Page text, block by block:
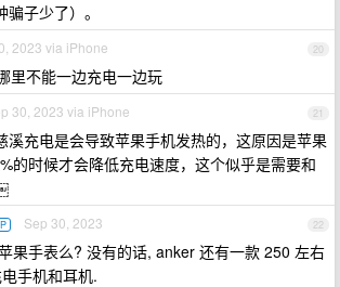
子少了）。
20
2023 via iPhone
里不能一边充电一边玩
21
30, 2023 via iPhone
溪充电是会导致苹果手机发热的，这原因是苹果
的时候才会降低充电速度，这个似乎是需要和
22
Sep 30, 2023
果手表么? 没有的话, anker 还有一款 250 左右
手机和耳机.